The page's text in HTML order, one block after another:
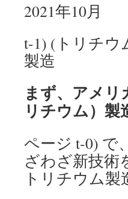
2021年10月
t-1) (トリチウ
製造
まず、アメリ
リチウム）
ページ t-0) で
ざわざ新技術
トリチウム